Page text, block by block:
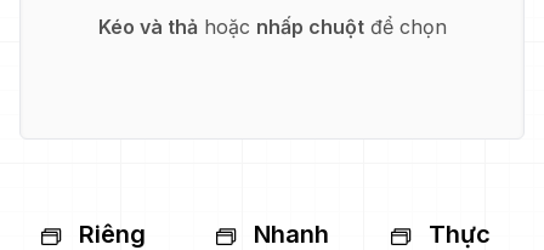
Kéo và thả hoặc nhấp chuộtđể chọn
Riêng
Nhanh
Thực